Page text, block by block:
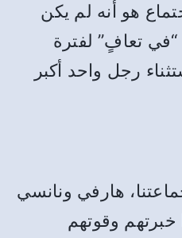
هو أنه لم يكن
تعافٍ” لفترة
رجل واحد أكبر
هارفي ونانسي
وقوتهم